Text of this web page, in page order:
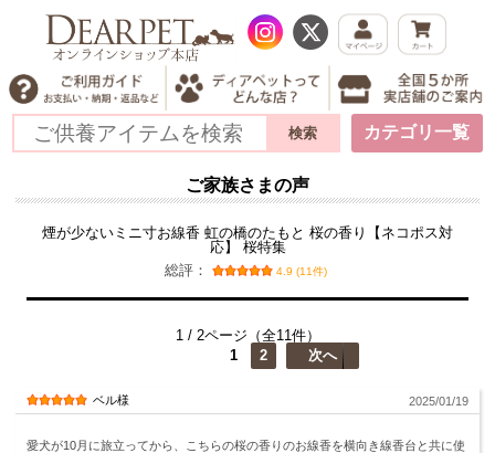
カテゴリ一覧
ご家族さまの声
煙が少ないミニ寸お線香 虹の橋のたもと 桜の香り【ネコポス対
応】 桜特集
総評：
4.9 (11件)
1 / 2ページ（全11件）
1
2 次へ
ベル様 2025/01/19
愛犬が10月に旅立ってから、こちらの桜の香りのお線香を横向き線香台と共に使